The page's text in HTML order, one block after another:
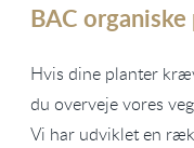
BAC
Hvis dine planter
du overveje vores
Vi har udviklet en